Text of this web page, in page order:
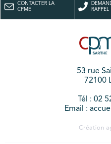
CONTACTER LA
CPME
RAPPEL
53 rue
72100
Tél : 02
Email :
Création